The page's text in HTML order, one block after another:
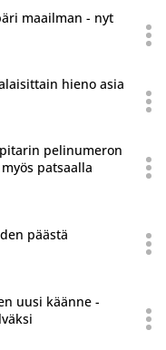
maailman - nyt
hieno asia
eri lähteessä.
pelinumeron
patsaalla
päästä
uusi käänne -